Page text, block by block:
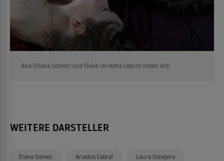
Àsia (Diana Gómez) und Eloïse (Ariadna Cabrol) lieben sich
WEITERE DARSTELLER
Diana Gómez Ariadna Cabrol Laura Conejero